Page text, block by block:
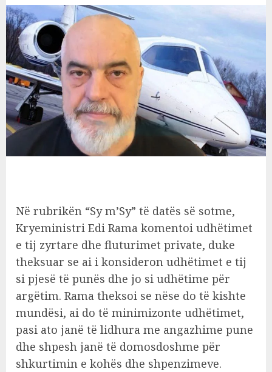
Në rubrikën “Sy m’Sy” të datës së sotme,
Kryeministri Edi Rama komentoi udhëtimet
e tij zyrtare dhe fluturimet private, duke
theksuar se ai i konsideron udhëtimet e tij
si pjesë të punës dhe jo si udhëtime për
argëtim. Rama theksoi se nëse do të kishte
mundësi, ai do të minimizonte udhëtimet,
pasi ato janë të lidhura me angazhime pune
dhe shpesh janë të domosdoshme për
shkurtimin e kohës dhe shpenzimeve.